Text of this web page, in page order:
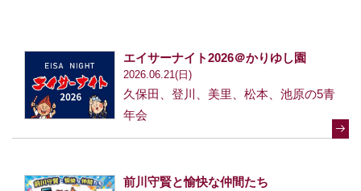
エイサーナイト2026＠かりゆし園
2026.06.21(日)
久保田、登川、美里、松本、池原の5青
年会
前川守賢と愉快な仲間たち